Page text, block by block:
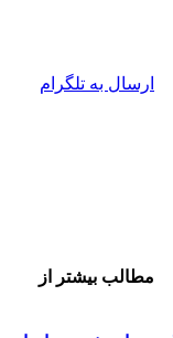
ارسال به تلگرام
مطالب بیشتر از